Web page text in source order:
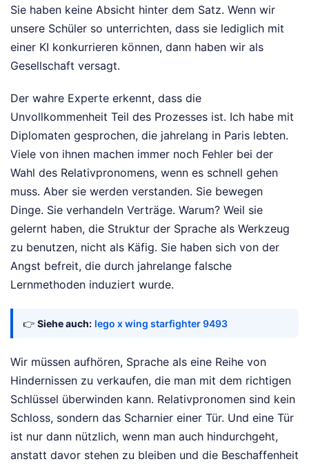
Sie haben keine Absicht hinter dem Satz. Wenn wir
unsere Schüler so unterrichten, dass sie lediglich mit
einer KI konkurrieren können, dann haben wir als
Gesellschaft versagt.
Der wahre Experte erkennt, dass die
Unvollkommenheit Teil des Prozesses ist. Ich habe mit
Diplomaten gesprochen, die jahrelang in Paris lebten.
Viele von ihnen machen immer noch Fehler bei der
Wahl des Relativpronomens, wenn es schnell gehen
muss. Aber sie werden verstanden. Sie bewegen
Dinge. Sie verhandeln Verträge. Warum? Weil sie
gelernt haben, die Struktur der Sprache als Werkzeug
zu benutzen, nicht als Käfig. Sie haben sich von der
Angst befreit, die durch jahrelange falsche
Lernmethoden induziert wurde.
👉 Siehe auch: lego x wing starfighter 9493
Wir müssen aufhören, Sprache als eine Reihe von
Hindernissen zu verkaufen, die man mit dem richtigen
Schlüssel überwinden kann. Relativpronomen sind kein
Schloss, sondern das Scharnier einer Tür. Und eine Tür
ist nur dann nützlich, wenn man auch hindurchgeht,
anstatt davor stehen zu bleiben und die Beschaffenheit